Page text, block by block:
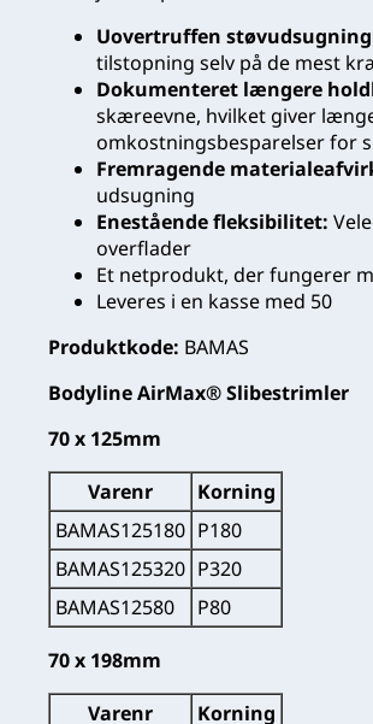
Uovertruffen
tilstopning selv på de mest
Dokumenteret længere
skæreevne, hvilket giver
omkostningsbesparelser for
Fremragende
udsugning
Enestående fleksibilitet:
overflader
Et netprodukt, der fungerer
Leveres i en kasse med 50
Produktkode: BAMAS
Bodyline AirMax® Slibestrimler
70 x 125mm
Varenr
Korning
BAMAS125180 P180
BAMAS125320 P320
BAMAS12580
P80
70 x 198mm
Varenr
Korning